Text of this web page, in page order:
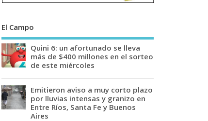
El Campo
Quini 6: un afortunado se lleva
más de $400 millones en el sorteo
de este miércoles
Emitieron aviso a muy corto plazo
por lluvias intensas y granizo en
Entre Ríos, Santa Fe y Buenos
Aires